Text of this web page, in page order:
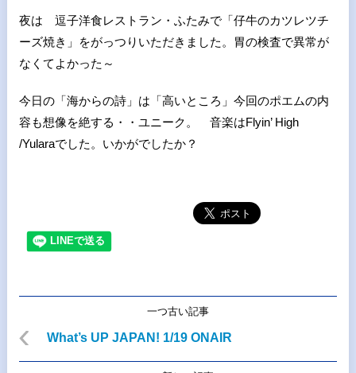
夜は 逗子洋食レストラン・ふたみで「仔牛のカツレツチ
ーズ焼き」をがっつりいただきました。胃の検査で異常が
なくてよかった～
今日の「海からの詩」は「高いところ」今回のポエムの内
容も想像を絶する・・ユニーク。 音楽はFlyin’ High
/Yularaでした。いかがでしたか？
一つ古い記事
What’s UP JAPAN! 1/19 ONAIR